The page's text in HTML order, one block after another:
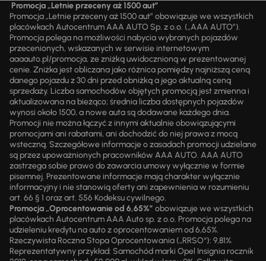
Promocja „Letnie przeceny aż 1500 aut”
Promocja „Letnie przeceny aż 1500 aut” obowiązuje we wszystkich
placówkach Autocentrum AAA AUTO Sp. z o.o. („AAA AUTO”).
Promocja polega na możliwości nabycia wybranych pojazdów
przecenionych, wskazanych w serwisie internetowym
aaaauto.pl/promocja, ze zniżką uwidocznioną w prezentowanej
cenie. Zniżka jest obliczana jako różnica pomiędzy najniższą ceną
danego pojazdu z 30 dni przed obniżką a jego aktualną ceną
sprzedaży. Liczba samochodów objętych promocją jest zmienna i
aktualizowana na bieżąco; średnia liczba dostępnych pojazdów
wynosi około 1500, a nowe auta są dodawane każdego dnia.
Promocji nie można łączyć z innymi aktualnie obowiązującymi
promocjami ani rabatami, ani dochodzić do niej prawa z mocą
wsteczną. Szczegółowe informacje o zasadach promocji udzielane
są przez upoważnionych pracowników AAA AUTO. AAA AUTO
zastrzega sobie prawo do zawarcia umowy wyłącznie w formie
pisemnej. Prezentowane informacje mają charakter wyłącznie
informacyjny i nie stanowią oferty ani zapewnienia w rozumieniu
art. 66 § 1 oraz art. 556 Kodeksu cywilnego.
Promocja „Oprocentowanie od 6,65%” obowiązuje we wszystkich
placówkach Autocentrum AAA Auto sp. z o.o. Promocja polega na
udzieleniu kredytu na auto z oprocentowaniem od 6,65%.
Rzeczywista Roczna Stopa Oprocentowania („RRSO“): 9,81%.
Reprezentatywny przykład: Samochód marki Opel Insignia rocznik